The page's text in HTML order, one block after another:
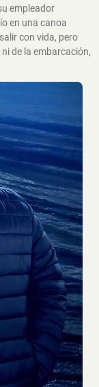
empleador
en una canoa
con vida, pero
de la embarcación,